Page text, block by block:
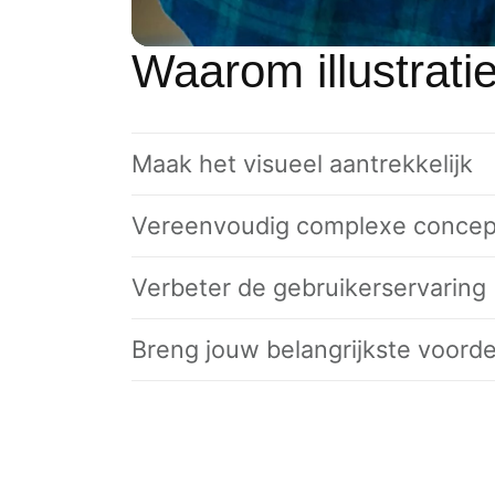
Waarom
Maak het visueel aantrekkelijk
Vereenvoudig complexe
Verbeter de gebruikerservaring
Breng jouw belangrijkste
nauwkeurige
website.
toestemming; u
toestemming op
DETAILS